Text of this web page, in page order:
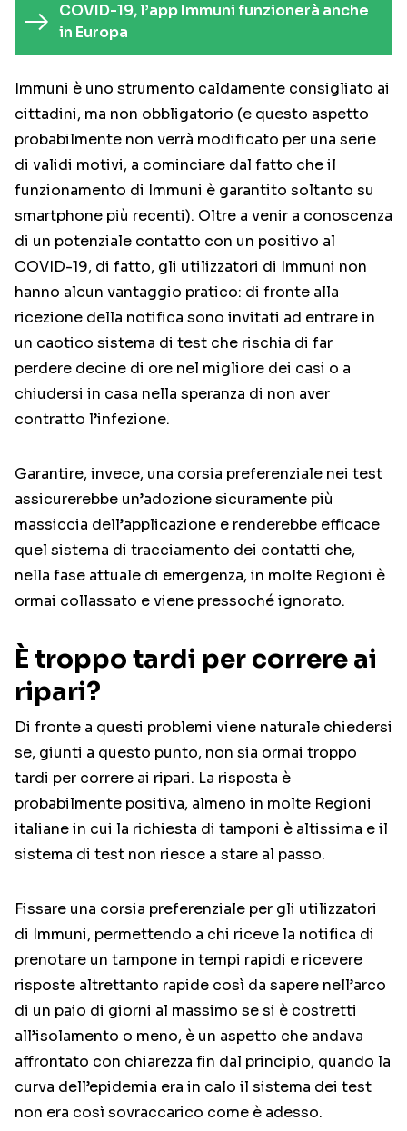
COVID-19, l’app Immuni funzionerà anche
in Europa
Immuni è uno strumento caldamente consigliato ai
cittadini, ma non obbligatorio (e questo aspetto
probabilmente non verrà modificato per una serie
di validi motivi, a cominciare dal fatto che il
funzionamento di Immuni è garantito soltanto su
smartphone più recenti). Oltre a venir a conoscenza
di un potenziale contatto con un positivo al
COVID-19, di fatto, gli utilizzatori di Immuni non
hanno alcun vantaggio pratico: di fronte alla
ricezione della notifica sono invitati ad entrare in
un caotico sistema di test che rischia di far
perdere decine di ore nel migliore dei casi o a
chiudersi in casa nella speranza di non aver
contratto l’infezione.
Garantire, invece, una corsia preferenziale nei test
assicurerebbe un’adozione sicuramente più
massiccia dell’applicazione e renderebbe efficace
quel sistema di tracciamento dei contatti che,
nella fase attuale di emergenza, in molte Regioni è
ormai collassato e viene pressoché ignorato.
È troppo tardi per correre ai
ripari?
Di fronte a questi problemi viene naturale chiedersi
se, giunti a questo punto, non sia ormai troppo
tardi per correre ai ripari. La risposta è
probabilmente positiva, almeno in molte Regioni
italiane in cui la richiesta di tamponi è altissima e il
sistema di test non riesce a stare al passo.
Fissare una corsia preferenziale per gli utilizzatori
di Immuni, permettendo a chi riceve la notifica di
prenotare un tampone in tempi rapidi e ricevere
risposte altrettanto rapide così da sapere nell’arco
di un paio di giorni al massimo se si è costretti
all’isolamento o meno, è un aspetto che andava
affrontato con chiarezza fin dal principio, quando la
curva dell’epidemia era in calo il sistema dei test
non era così sovraccarico come è adesso.